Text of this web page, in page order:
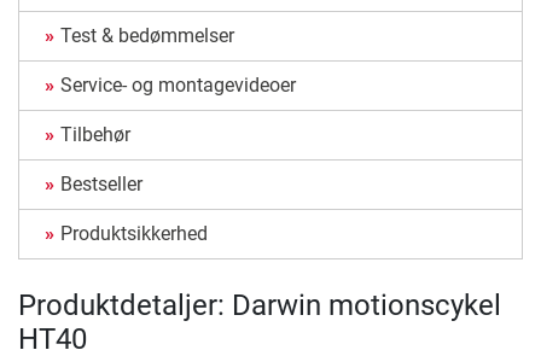
Test & bedømmelser
Service- og montagevideoer
Tilbehør
Bestseller
Produktsikkerhed
Produktdetaljer: Darwin motionscykel
HT40